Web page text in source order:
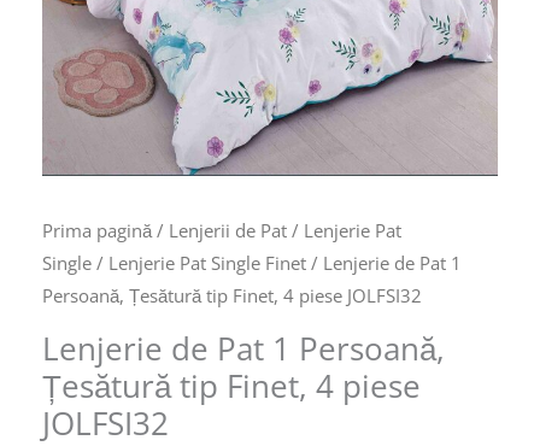
Prima pagină/ Lenjerii de Pat / Lenjerie Pat
Single / Lenjerie Pat Single Finet / Lenjerie de Pat 1
Persoană, Țesătură tip Finet, 4 piese JOLFSI32
Lenjerie de Pat 1 Persoană,
Țesătură tip Finet, 4 piese
JOLFSI32
piese
JOLFSI32